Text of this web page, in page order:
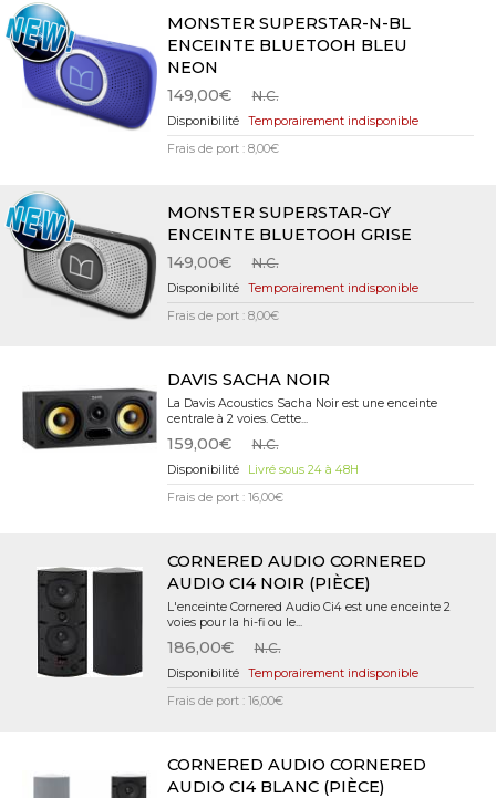
MONSTER SUPERSTAR-N-BL
ENCEINTE BLUETOOH BLEU
NEON
149,00€
N.C.
Temporairement indisponible
Frais de port : 8,00€
MONSTER SUPERSTAR-GY
ENCEINTE BLUETOOH GRISE
149,00€
N.C.
Temporairement indisponible
Frais de port : 8,00€
DAVIS SACHA NOIR
La Davis Acoustics Sacha Noir est une enceinte
centrale à 2 voies. Cette...
159,00€ N.C.
Livré sous 24 à 48H
Frais de port : 16,00€
CORNERED AUDIO CORNERED
AUDIO CI4 NOIR (PIÈCE)
L'enceinte Cornered Audio Ci4 est une enceinte 2
voies pour la hi-fi ou le...
186,00€ N.C.
Temporairement indisponible
Frais de port : 16,00€
CORNERED AUDIO CORNERED
AUDIO CI4 BLANC (PIÈCE)